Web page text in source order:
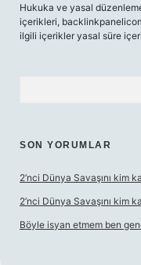
Hukuka ve yasal
içerikleri,
ilgili içerikler yasal süre
SON YORUMLAR
2’nci Dünya Savaşını kim
2’nci Dünya Savaşını kim
Böyle isyan etmem ben